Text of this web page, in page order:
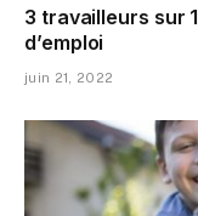
3 travailleurs sur
d’emploi
juin 21, 2022